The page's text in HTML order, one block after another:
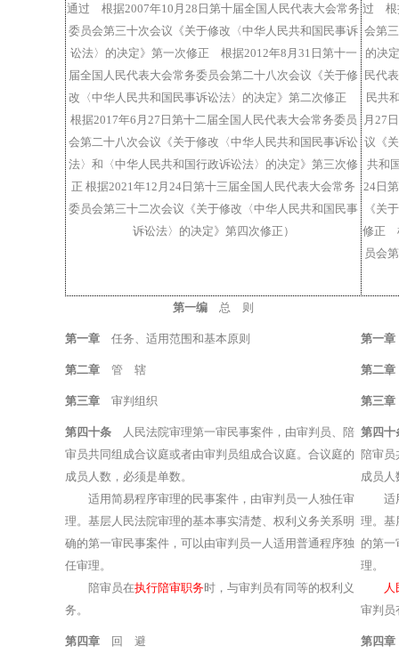
通过 根据2007年10月28日第十届全国人民代表大会常务
委员会第三十次会议《关于修改〈中华人民共和国民事诉
讼法〉的决定》第一次修正 根据2012年8月31日第十一
届全国人民代表大会常务委员会第二十八次会议《关于修
改〈中华人民共和国民事诉讼法〉的决定》第二次修正
根据2017年6月27日第十二届全国人民代表大会常务委员
会第二十八次会议《关于修改〈中华人民共和国民事诉讼
法〉和〈中华人民共和国行政诉讼法〉的决定》第三次修
正 根据2021年12月24日第十三届全国人民代表大会常务
委员会第三十二次会议《关于修改〈中华人民共和国民事
诉讼法〉的决定》第四次修正）
过 根
会第
的决
民代
民共
月27
议《
共和
24日
《关
修正
员会
第一编总 则
第一章 任务、适用范围和基本原则 第一章
第二章 管 辖 第二章
第三章 审判组织 第三章
第四十条 人民法院审理第一审民事案件，由审判员、陪
审员共同组成合议庭或者由审判员组成合议庭。合议庭的
成员人数，必须是单数。
适用简易程序审理的民事案件，由审判员一人独任审
理。基层人民法院审理的基本事实清楚、权利义务关系明
确的第一审民事案件，可以由审判员一人适用普通程序独
任审理。
陪审员在执行陪审职务时，与审判员有同等的权利义
务。
第四十
陪审员
成员人
适用
理。基
的第一
理。
人
审判员
第四章 回 避 第四章